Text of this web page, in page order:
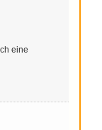
eine